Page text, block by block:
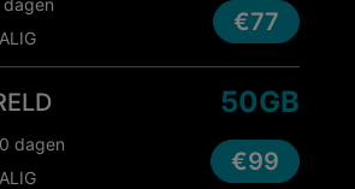
dagen
€77
50GB
dagen
€99